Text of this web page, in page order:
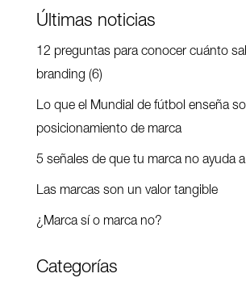
Últimas noticias
12 preguntas para conocer cuánto
branding (6)
Lo que el Mundial de fútbol enseña
posicionamiento de marca
5 señales de que tu marca no ayuda
Las marcas son un valor tangible
¿Marca sí o marca no?
Categorías